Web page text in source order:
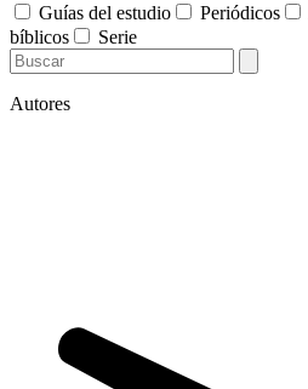
Guías del estudio
Periódicos
bíblicos
Serie
Autores